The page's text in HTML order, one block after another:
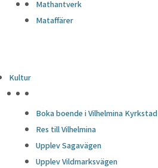
Mathantverk
Mataffärer
Kultur
Boka boende i Vilhelmina Kyrkstad
Res till Vilhelmina
Upplev Sagavägen
Upplev Vildmarksvägen